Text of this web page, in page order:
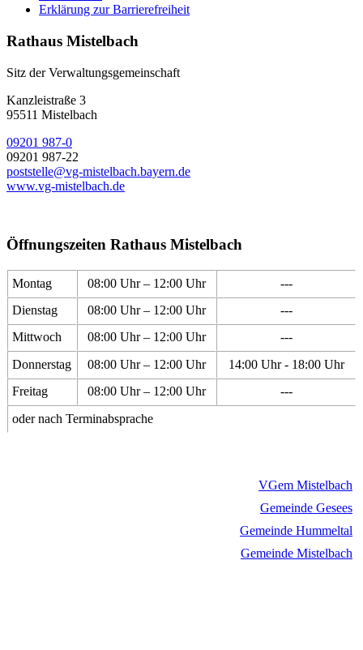
Erklärung zur Barrierefreiheit
Rathaus Mistelbach
Sitz der Verwaltungsgemeinschaft
Kanzleistraße 3
95511 Mistelbach
09201 987-0
09201 987-22
poststelle@vg-mistelbach.bayern.de
www.vg-mistelbach.de
Öffnungszeiten Rathaus Mistelbach
Montag 08:00 Uhr – 12:00 Uhr
---
Dienstag
08:00 Uhr – 12:00 Uhr
---
Mittwoch
08:00 Uhr – 12:00 Uhr
---
Donnerstag
08:00 Uhr – 12:00 Uhr
14:00 Uhr - 18:00 Uhr
Freitag
08:00 Uhr – 12:00 Uhr
---
oder nach Terminabsprache
VGem Mistelbach
Gemeinde Gesees
Gemeinde Hummeltal
Gemeinde Mistelbach